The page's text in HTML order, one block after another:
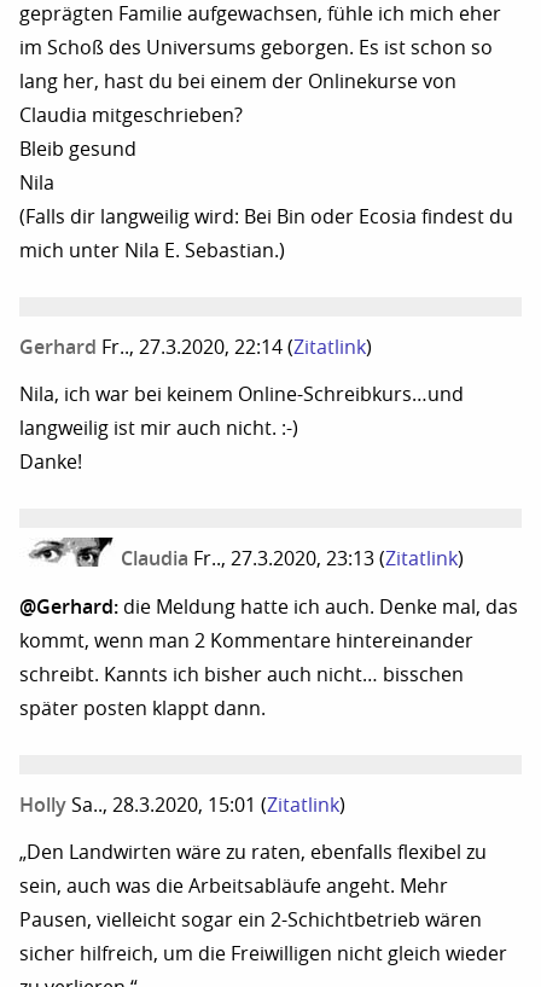
geprägten Familie aufgewachsen, fühle ich mich eher
im Schoß des Universums geborgen. Es ist schon so
lang her, hast du bei einem der Onlinekurse von
Claudia mitgeschrieben?
Bleib gesund
Nila
(Falls dir langweilig wird: Bei Bin oder Ecosia findest du
mich unter Nila E. Sebastian.)
Gerhard Fr.., 27.3.2020, 22:14 (Zitatlink)
Nila, ich war bei keinem Online-Schreibkurs…und
langweilig ist mir auch nicht. :-)
Danke!
Claudia Fr.., 27.3.2020, 23:13 (Zitatlink)
@Gerhard: die Meldung hatte ich auch. Denke mal, das
kommt, wenn man 2 Kommentare hintereinander
schreibt. Kannts ich bisher auch nicht… bisschen
später posten klappt dann.
Holly Sa.., 28.3.2020, 15:01 (Zitatlink)
„Den Landwirten wäre zu raten, ebenfalls flexibel zu
sein, auch was die Arbeitsabläufe angeht. Mehr
Pausen, vielleicht sogar ein 2-Schichtbetrieb wären
sicher hilfreich, um die Freiwilligen nicht gleich wieder